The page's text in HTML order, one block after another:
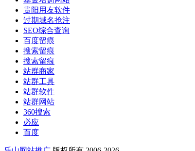
贵阳用友软件
过期域名抢注
SEO综合查询
百度留痕
搜索留痕
搜索留痕
站群商家
站群工具
站群软件
站群网站
360搜索
必应
百度